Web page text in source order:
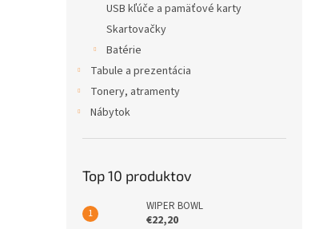
USB kľúče a pamäťové karty
Skartovačky
Batérie
Tabule a prezentácia
Tonery, atramenty
Nábytok
Top 10 produktov
WIPER BOWL
€22,20